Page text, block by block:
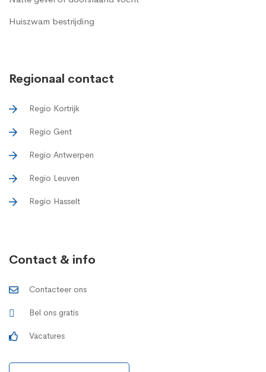
Huiszwam bestrijding
Regionaal contact
Regio Kortrijk
Regio Gent
Regio Antwerpen
Regio Leuven
Regio Hasselt
Contact & info
Contacteer ons
Bel ons gratis
Vacatures